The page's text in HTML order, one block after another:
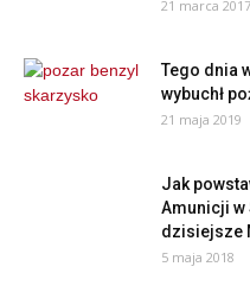
21 marca 2017
Tego dnia
wybuchł
21 maja 2019
Jak
Amunicji w
dzisiejsze
5 maja 2018